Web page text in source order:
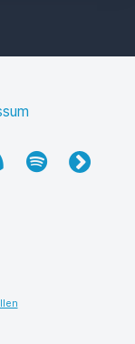
Spotifyfyyd